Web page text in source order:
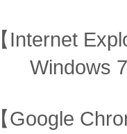
【Internet
Windows 7
【Google